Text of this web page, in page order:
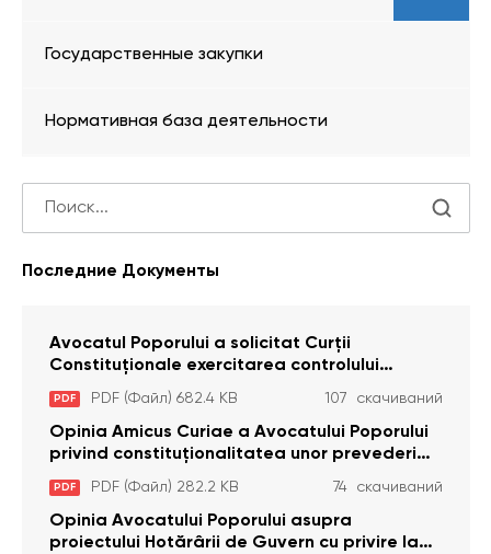
Государственные закупки
Нормативная база деятельности
Последние Документы
Avocatul Poporului a solicitat Curţii
Constituţionale exercitarea controlului
constituţionalităţii unor prevederi cu privire la
plata alocației sociale de stat persoanelor
cu dizabilitați care sunt private de liberate
PDF PDF (Файл) 682.4 KB 107 скачиваний
Opinia Amicus Curiae a Avocatului Poporului
privind constituționalitatea unor prevederi
care interzic angajarea în organizațiile de
pază particulară a persoanelor condamnate
pentru comiterea cu intenție a unor infracțiuni
a fost luată în considerare de Curtea
PDF PDF (Файл) 282.2 KB 74 скачиваний
Opinia Avocatului Poporului asupra
proiectului Hotărârii de Guvern cu privire la